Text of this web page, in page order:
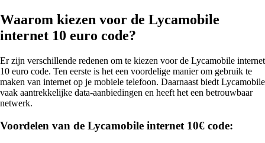
Waarom kiezen voor de Lycamobile
internet 10 euro code?
Er zijn verschillende redenen om te kiezen voor de Lycamobile internet
10 euro code. Ten eerste is het een voordelige manier om gebruik te
maken van internet op je mobiele telefoon. Daarnaast biedt Lycamobile
vaak aantrekkelijke data-aanbiedingen en heeft het een betrouwbaar
netwerk.
Voordelen van de Lycamobile internet 10€ code: